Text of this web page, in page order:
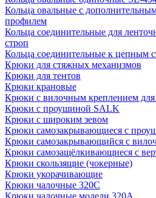
Кольца овальные с
профилем
Кольца соединительные для
строп
Кольца соединительные к цепным
Крюки для стяжных механизмов
Крюки для тентов
Крюки крановые
Крюки с вилочным креплением
Крюки с проушиной SALK
Крюки с широким зевом
Крюки самозакрывающиеся с
Крюки самозакрывающийся с
Крюки самозащёлкивающиеся с
Крюки скользящие (чокерные)
Крюки укорачивающие
Крюки чалочные 320C
Крюки чалочные модели 320А